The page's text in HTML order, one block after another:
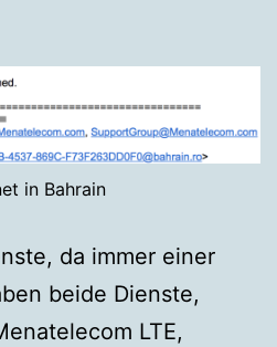
in Bahrain
da immer einer
beide Dienste,
LTE,